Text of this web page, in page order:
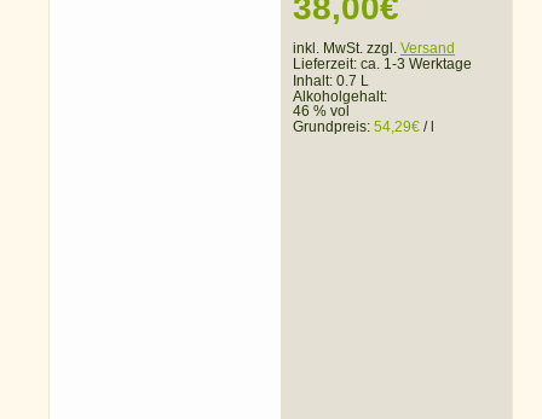
38,00€
inkl. MwSt. zzgl. Versand
Lieferzeit: ca. 1-3 Werktage
Inhalt: 0.7 L
Alkoholgehalt:
46 % vol
Grundpreis: 54,29€ /